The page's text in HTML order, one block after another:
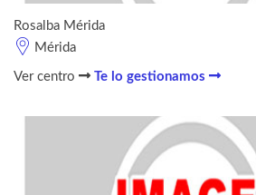
Rosalba Mérida
Mérida
Ver centro Te lo gestionamos